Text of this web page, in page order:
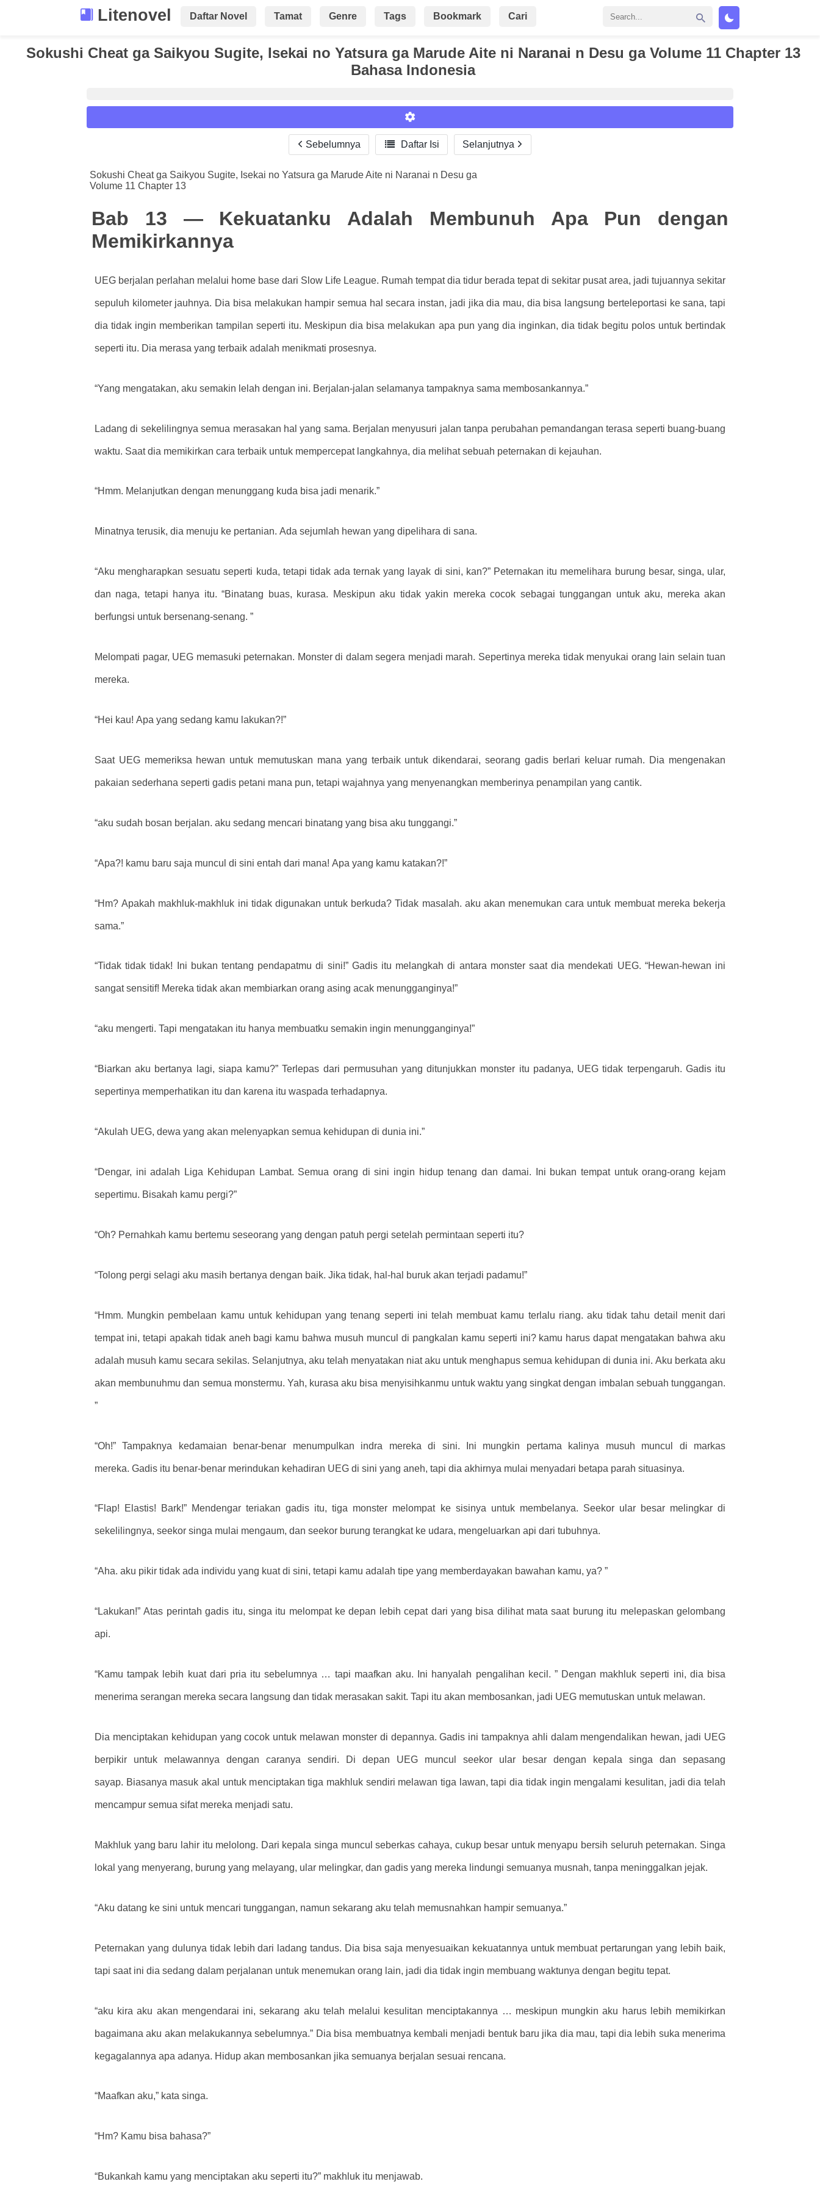
Litenovel Daftar Novel Tamat Genre Tags Bookmark Cari
Sokushi Cheat ga Saikyou Sugite, Isekai no Yatsura ga Marude Aite ni Naranai n Desu ga Volume 11 Chapter 13
Bahasa Indonesia
Font :
Titillium Web
Arial
Size :
Sebelumnya  Daftar Isi Selanjutnya
Sokushi Cheat ga Saikyou Sugite, Isekai no Yatsura ga Marude Aite ni Naranai n Desu ga
Volume 11 Chapter 13
Bab 13 — Kekuatanku Adalah Membunuh Apa Pun dengan
Memikirkannya
UEG berjalan perlahan melalui home base dari Slow Life League. Rumah tempat dia tidur berada tepat di sekitar pusat area, jadi tujuannya sekitar
sepuluh kilometer jauhnya. Dia bisa melakukan hampir semua hal secara instan, jadi jika dia mau, dia bisa langsung berteleportasi ke sana, tapi
dia tidak ingin memberikan tampilan seperti itu. Meskipun dia bisa melakukan apa pun yang dia inginkan, dia tidak begitu polos untuk bertindak
seperti itu. Dia merasa yang terbaik adalah menikmati prosesnya.
“Yang mengatakan, aku semakin lelah dengan ini. Berjalan-jalan selamanya tampaknya sama membosankannya.”
Ladang di sekelilingnya semua merasakan hal yang sama. Berjalan menyusuri jalan tanpa perubahan pemandangan terasa seperti buang-buang
waktu. Saat dia memikirkan cara terbaik untuk mempercepat langkahnya, dia melihat sebuah peternakan di kejauhan.
“Hmm. Melanjutkan dengan menunggang kuda bisa jadi menarik.”
Minatnya terusik, dia menuju ke pertanian. Ada sejumlah hewan yang dipelihara di sana.
“Aku mengharapkan sesuatu seperti kuda, tetapi tidak ada ternak yang layak di sini, kan?” Peternakan itu memelihara burung besar, singa, ular,
dan naga, tetapi hanya itu. “Binatang buas, kurasa. Meskipun aku tidak yakin mereka cocok sebagai tunggangan untuk aku, mereka akan
berfungsi untuk bersenang-senang. ”
Melompati pagar, UEG memasuki peternakan. Monster di dalam segera menjadi marah. Sepertinya mereka tidak menyukai orang lain selain tuan
mereka.
“Hei kau! Apa yang sedang kamu lakukan?!”
Saat UEG memeriksa hewan untuk memutuskan mana yang terbaik untuk dikendarai, seorang gadis berlari keluar rumah. Dia mengenakan
pakaian sederhana seperti gadis petani mana pun, tetapi wajahnya yang menyenangkan memberinya penampilan yang cantik.
“aku sudah bosan berjalan. aku sedang mencari binatang yang bisa aku tunggangi.”
“Apa?! kamu baru saja muncul di sini entah dari mana! Apa yang kamu katakan?!”
“Hm? Apakah makhluk-makhluk ini tidak digunakan untuk berkuda? Tidak masalah. aku akan menemukan cara untuk membuat mereka bekerja
sama.”
“Tidak tidak tidak! Ini bukan tentang pendapatmu di sini!” Gadis itu melangkah di antara monster saat dia mendekati UEG. “Hewan-hewan ini
sangat sensitif! Mereka tidak akan membiarkan orang asing acak menungganginya!”
“aku mengerti. Tapi mengatakan itu hanya membuatku semakin ingin menungganginya!”
“Biarkan aku bertanya lagi, siapa kamu?” Terlepas dari permusuhan yang ditunjukkan monster itu padanya, UEG tidak terpengaruh. Gadis itu
sepertinya memperhatikan itu dan karena itu waspada terhadapnya.
“Akulah UEG, dewa yang akan melenyapkan semua kehidupan di dunia ini.”
“Dengar, ini adalah Liga Kehidupan Lambat. Semua orang di sini ingin hidup tenang dan damai. Ini bukan tempat untuk orang-orang kejam
sepertimu. Bisakah kamu pergi?”
“Oh? Pernahkah kamu bertemu seseorang yang dengan patuh pergi setelah permintaan seperti itu?
“Tolong pergi selagi aku masih bertanya dengan baik. Jika tidak, hal-hal buruk akan terjadi padamu!”
“Hmm. Mungkin pembelaan kamu untuk kehidupan yang tenang seperti ini telah membuat kamu terlalu riang. aku tidak tahu detail menit dari
tempat ini, tetapi apakah tidak aneh bagi kamu bahwa musuh muncul di pangkalan kamu seperti ini? kamu harus dapat mengatakan bahwa aku
adalah musuh kamu secara sekilas. Selanjutnya, aku telah menyatakan niat aku untuk menghapus semua kehidupan di dunia ini. Aku berkata aku
akan membunuhmu dan semua monstermu. Yah, kurasa aku bisa menyisihkanmu untuk waktu yang singkat dengan imbalan sebuah tunggangan.
”
“Oh!” Tampaknya kedamaian benar-benar menumpulkan indra mereka di sini. Ini mungkin pertama kalinya musuh muncul di markas
mereka. Gadis itu benar-benar merindukan kehadiran UEG di sini yang aneh, tapi dia akhirnya mulai menyadari betapa parah situasinya.
“Flap! Elastis! Bark!” Mendengar teriakan gadis itu, tiga monster melompat ke sisinya untuk membelanya. Seekor ular besar melingkar di
sekelilingnya, seekor singa mulai mengaum, dan seekor burung terangkat ke udara, mengeluarkan api dari tubuhnya.
“Aha. aku pikir tidak ada individu yang kuat di sini, tetapi kamu adalah tipe yang memberdayakan bawahan kamu, ya? ”
“Lakukan!” Atas perintah gadis itu, singa itu melompat ke depan lebih cepat dari yang bisa dilihat mata saat burung itu melepaskan gelombang
api.
“Kamu tampak lebih kuat dari pria itu sebelumnya … tapi maafkan aku. Ini hanyalah pengalihan kecil. ” Dengan makhluk seperti ini, dia bisa
menerima serangan mereka secara langsung dan tidak merasakan sakit. Tapi itu akan membosankan, jadi UEG memutuskan untuk melawan.
Dia menciptakan kehidupan yang cocok untuk melawan monster di depannya. Gadis ini tampaknya ahli dalam mengendalikan hewan, jadi UEG
berpikir untuk melawannya dengan caranya sendiri. Di depan UEG muncul seekor ular besar dengan kepala singa dan sepasang
sayap. Biasanya masuk akal untuk menciptakan tiga makhluk sendiri melawan tiga lawan, tapi dia tidak ingin mengalami kesulitan, jadi dia telah
mencampur semua sifat mereka menjadi satu.
Makhluk yang baru lahir itu melolong. Dari kepala singa muncul seberkas cahaya, cukup besar untuk menyapu bersih seluruh peternakan. Singa
lokal yang menyerang, burung yang melayang, ular melingkar, dan gadis yang mereka lindungi semuanya musnah, tanpa meninggalkan jejak.
“Aku datang ke sini untuk mencari tunggangan, namun sekarang aku telah memusnahkan hampir semuanya.”
Peternakan yang dulunya tidak lebih dari ladang tandus. Dia bisa saja menyesuaikan kekuatannya untuk membuat pertarungan yang lebih baik,
tapi saat ini dia sedang dalam perjalanan untuk menemukan orang lain, jadi dia tidak ingin membuang waktunya dengan begitu tepat.
“aku kira aku akan mengendarai ini, sekarang aku telah melalui kesulitan menciptakannya … meskipun mungkin aku harus lebih memikirkan
bagaimana aku akan melakukannya sebelumnya.” Dia bisa membuatnya kembali menjadi bentuk baru jika dia mau, tapi dia lebih suka menerima
kegagalannya apa adanya. Hidup akan membosankan jika semuanya berjalan sesuai rencana.
“Maafkan aku,” kata singa.
“Hm? Kamu bisa bahasa?”
“Bukankah kamu yang menciptakan aku seperti itu?” makhluk itu menjawab.